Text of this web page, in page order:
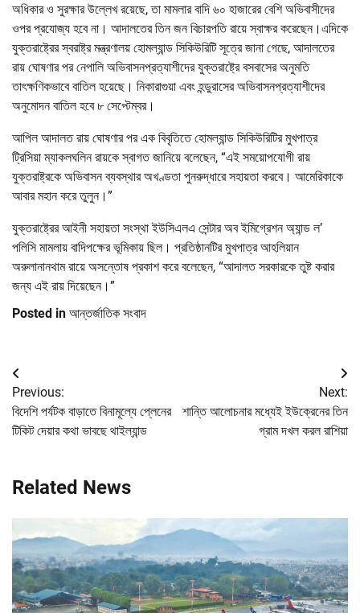
অধিকার ও সুরক্ষার উল্লেখ রয়েছে, তা মামলার বাদি ৬০ হাজারের বেশি অভিবাসীদের
ওপর প্রযোজ্য হবে না। আদালতের তিন জন বিচারপতি রায়ে স্বাক্ষর করেছেন।এদিকে
যুক্তরাষ্ট্রের স্বরাষ্ট্র মন্ত্রণালয় হোমল্যান্ড সিকিউরিটি সূত্রে জানা গেছে, আদালতের
রায় ঘোষণার পর নেপালি অভিবাসনপ্রত্যাশীদের যুক্তরাষ্ট্রে বসবাসের অনুমতি
তাৎক্ষণিকভাবে বাতিল হয়েছে। নিকারাগুয়া এবং হন্ডুরাসের অভিবাসনপ্রত্যাশীদের
অনুমোদন বাতিল হবে ৮ সেপ্টেম্বর।
আপিল আদালত রায় ঘোষণার পর এক বিবৃতিতে হোমল্যান্ড সিকিউরিটির মুখপাত্র
ট্রিসিয়া ম্যাকলঘলিন রায়কে স্বাগত জানিয়ে বলেছেন, “এই সময়োপযোগী রায়
যুক্তরাষ্ট্রকে অভিবাসন ব্যবস্থার অখণ্ডতা পুনরুদ্ধারে সহায়তা করবে। আমেরিকাকে
আবার মহান করে তুলুন।”
যুক্তরাষ্ট্রের আইনী সহায়তা সংস্থা ইউসিএলএ সেন্টার অব ইমিগ্রেশন অ্যান্ড ল’
পলিসি মামলায় বাদিপক্ষের ভূমিকায় ছিল। প্রতিষ্ঠানটির মুখপাত্র আহলিয়ান
অরুলানানথাম রায়ে অসন্তোষ প্রকাশ করে বলেছেন, “আদালত সরকারকে তুষ্ট করার
জন্য এই রায় দিয়েছেন।”
Posted in আন্তর্জাতিক সংবাদ
Post
navigation
Previous:
বিদেশি পর্যটক বাড়াতে বিনামূল্যে প্লেনের
টিকিট দেয়ার কথা ভাবছে থাইল্যান্ড
Next:
শান্তি আলোচনার মধ্যেই ইউক্রেনের তিন
গ্রাম দখল করল রাশিয়া
Related News